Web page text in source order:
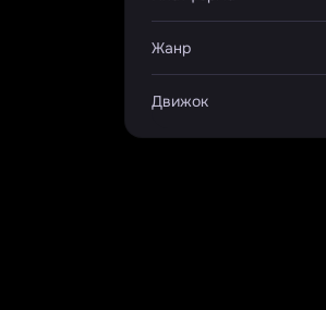
Жанр
Движок